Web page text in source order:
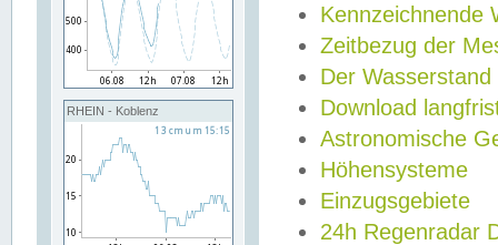
RHEIN - Koblenz
Kennzeichnende
Zeitbezug der
Der Wasserstand
Download
Astronomische
Höhensysteme
Einzugsgebiete
24h Regenradar